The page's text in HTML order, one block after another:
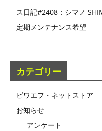
ス日記#2408：シマノ
定期メンテナンス希望
カテゴリー
ビワエフ・ネットストア
お知らせ
アンケート